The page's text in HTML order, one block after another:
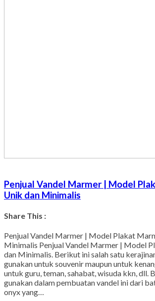
Penjual Vandel Marmer | Model
Unik dan Minimalis
Share This :
Facebook
Twitter
WhatsApp